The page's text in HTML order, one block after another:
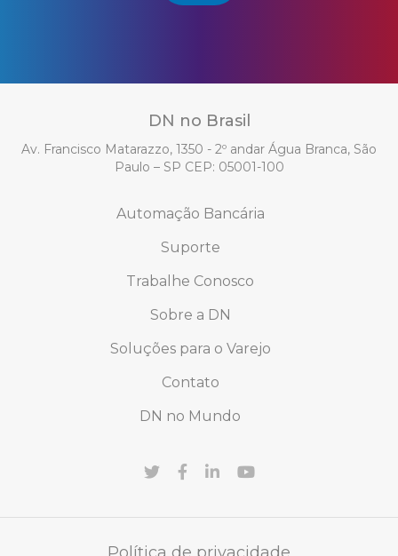
DN no Brasil
Av. Francisco Matarazzo, 1350 - 2º andar Água Branca, São
Paulo – SP CEP: 05001-100
Automação Bancária
Suporte
Trabalhe Conosco
Sobre a DN
Soluções para o Varejo
Contato
DN no Mundo
Política de privacidade